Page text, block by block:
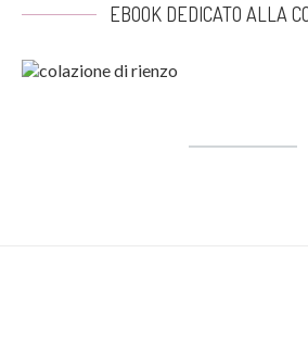
EBOOK DEDICATO ALLA